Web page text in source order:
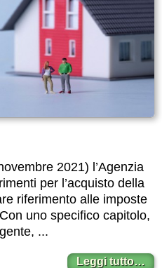
2021) l’Agenzia
per l’acquisto della
riferimento alle imposte
uno specifico capitolo,
...
Leggi tutto…